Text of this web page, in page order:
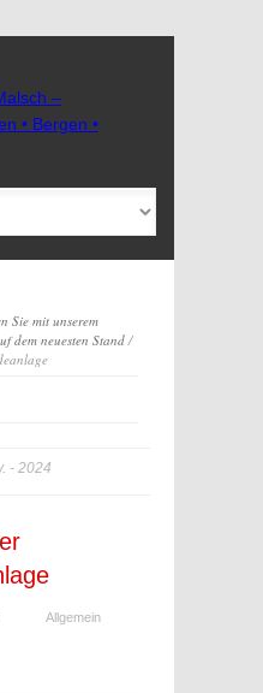
Sie mit unserem
dem neuesten Stand/
2024
Allgemein